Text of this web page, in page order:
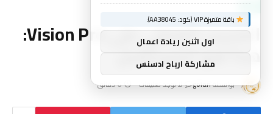
أخبار
التدريب العملي على Vision Pro:
هذا هو المستقبل
بواسطةgolan لا توجد تعليقات 6 دقائق
باقة متميزة VIP (كود: AA38045):
اول اثنين ريادة اعمال
مشاركة ارباح ادسنس